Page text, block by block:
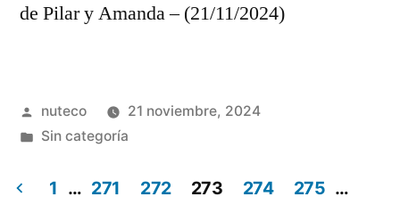
de Pilar y Amanda – (21/11/2024)
Publicada
por
nuteco
21 noviembre, 2024
Publicada
Sin categoría
1 … 271 272 273 274 275 …